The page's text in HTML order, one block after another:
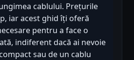
cablului. Prețurile
iar acest ghid îți oferă
pentru a face o
indiferent dacă ai nevoie
sau de un cablu